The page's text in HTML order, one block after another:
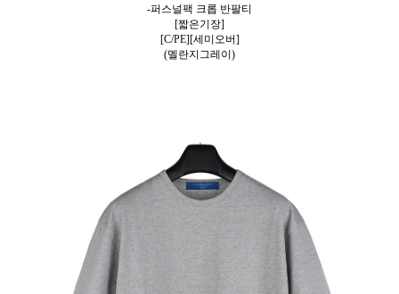
-퍼스널팩 크롭 반팔티
[짧은기장]
[C/PE][세미오버]
(멜란지그레이)